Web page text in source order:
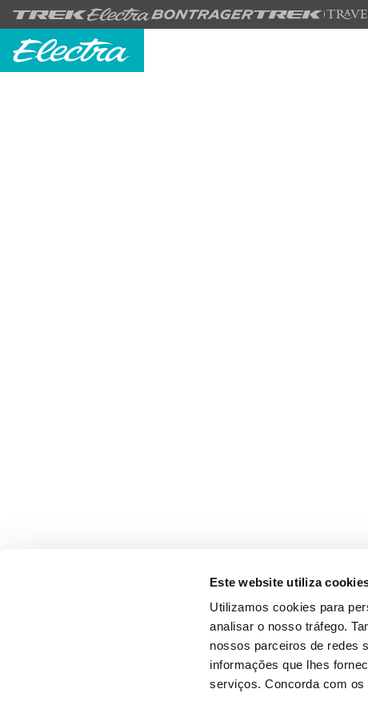
Este website utiliza
Utilizamos cookies para
analisar o nosso tráfego.
nossos parceiros de redes
informações que lhes
serviços. Concorda com